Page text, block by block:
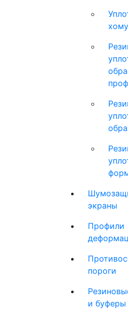
экраны
Профили
пороги
и буферы